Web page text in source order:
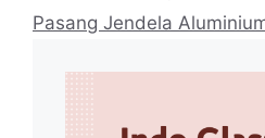
Pasang Jendela